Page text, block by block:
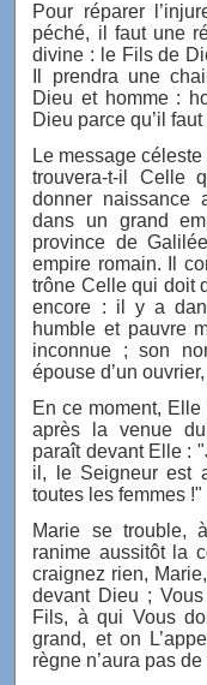
Pour réparer
péché, il faut une
divine : le Fils de
Il prendra une
Dieu et homme :
Dieu parce qu’il
Le message
trouvera-t-il Celle
donner naissance
dans un grand
province de
empire romain. Il
trône Celle qui doit
encore : il y a
humble et pauvre
inconnue ; son
épouse d’un
En ce moment,
après la venue du
paraît devant Elle :
il, le Seigneur est
toutes les femmes !"
Marie se trouble,
ranime aussitôt la
craignez rien,
devant Dieu ;
Fils, à qui Vous
grand, et on
règne n’aura pas de